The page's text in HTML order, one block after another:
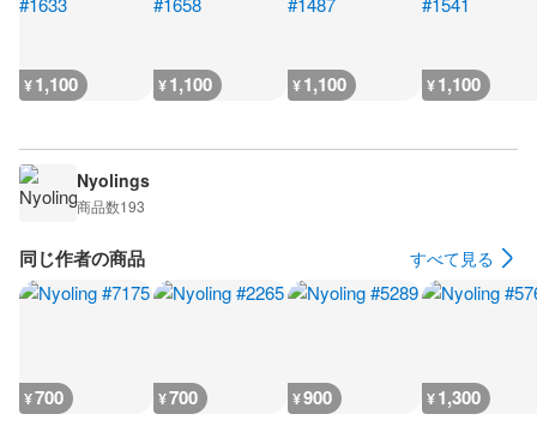
¥1,100 ¥1,100 ¥1,100 ¥1,100
Nyolings
商品数193
同じ作者の商品 すべて見る
¥700 ¥700 ¥900 ¥1,300